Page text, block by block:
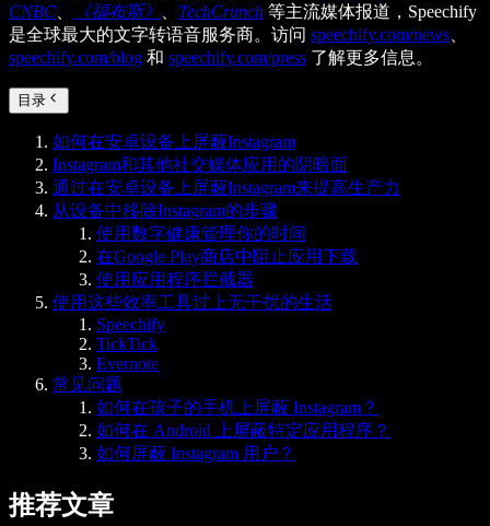
CNBC
《福布斯》 TechCrunch 等主流媒体报道，Speechify
是全球最大的文字转语音服务商。访问 speechify.com/news
speechify.com/blog 和 speechify.com/press 了解更多信息。
目录
如何在安卓设备上屏蔽Instagram
Instagram和其他社交媒体应用的阴暗面
通过在安卓设备上屏蔽Instagram来提高生产力
从设备中移除Instagram的步骤
使用数字健康管理你的时间
在Google Play商店中阻止应用下载
使用应用程序拦截器
使用这些效率工具过上无干扰的生活
Speechify
TickTick
Evernote
常见问题
如何在孩子的手机上屏蔽 Instagram？
如何在 Android 上屏蔽特定应用程序？
如何屏蔽 Instagram 用户？
推荐文章